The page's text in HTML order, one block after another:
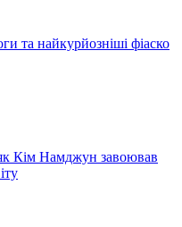
та найкурйозніші фіаско
Кім Намджун завоював